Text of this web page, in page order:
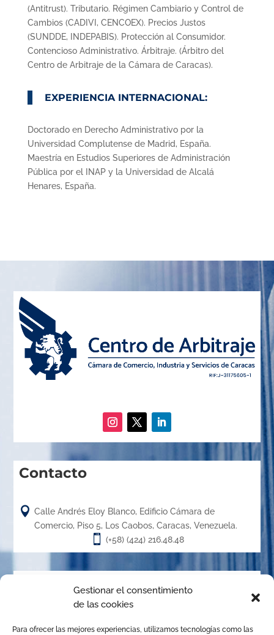
Gestionar el consentimiento
de las cookies
Para ofrecer las mejores experiencias, utilizamos tecnologías como las
(Antitrust). Tributario. Régimen Cambiario y Control de
Cambios (CADIVI, CENCOEX). Precios Justos
(SUNDDE, INDEPABIS). Protección al Consumidor.
Contencioso Administrativo. Árbitraje. (Árbitro del
Centro de Arbitraje de la Cámara de Caracas).
EXPERIENCIA INTERNACIONAL:
Doctorado en Derecho Administrativo por la
Universidad Complutense de Madrid, España.
Maestría en Estudios Superiores de Administración
Pública por el INAP y la Universidad de Alcalá
Henares, España.
Contacto
 Calle Andrés Eloy Blanco, Edificio Cámara de
Comercio, Piso 5, Los Caobos, Caracas, Venezuela.
 (+58) (424) 216.48.48
Acerca de